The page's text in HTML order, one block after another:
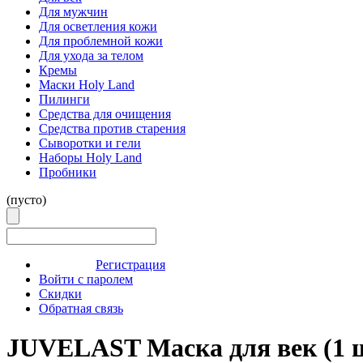
Для мужчин
Для осветления кожи
Для проблемной кожи
Для ухода за телом
Кремы
Маски Holy Land
Пилинги
Средства для очищения
Средства против старения
Сыворотки и гели
Наборы Holy Land
Пробники
(пусто)
Регистрация
Войти с паролем
Скидки
Обратная связь
JUVELAST Маска для век (1